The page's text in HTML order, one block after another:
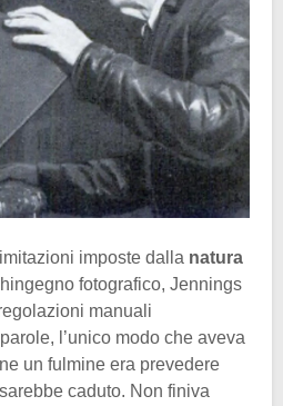
imposte dalla natura
fotografico, Jennings
manuali
l’unico modo che aveva
un fulmine era prevedere
caduto. Non finiva